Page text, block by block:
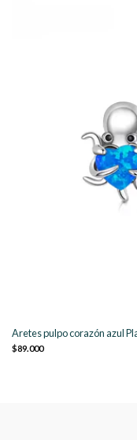
Aretes pulpo corazón azul
$89.000